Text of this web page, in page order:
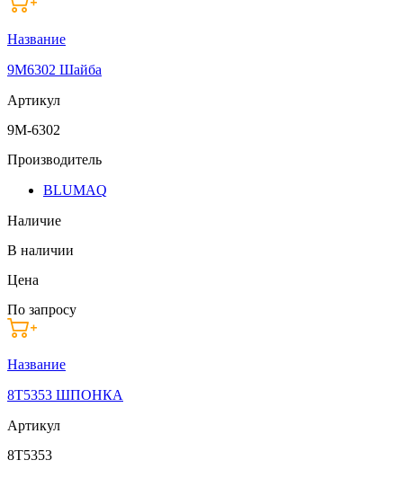
Название
9M6302 Шайба
Артикул
9M-6302
Производитель
BLUMAQ
Наличие
В наличии
Цена
По запросу
Название
8T5353 ШПОНКА
Артикул
8T5353